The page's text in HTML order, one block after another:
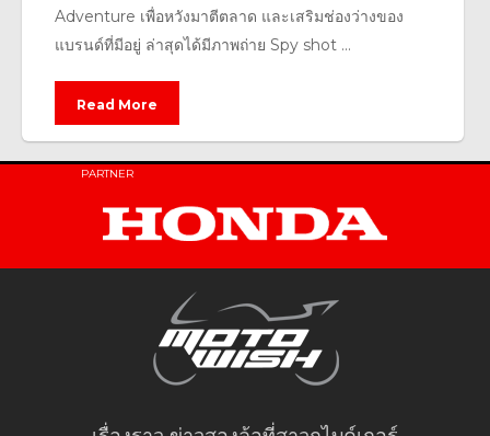
Adventure เพื่อหวังมาตีตลาด และเสริมช่องว่างของ
แบรนด์ที่มีอยู่ ล่าสุดได้มีภาพถ่าย Spy shot ...
Read More
PARTNER